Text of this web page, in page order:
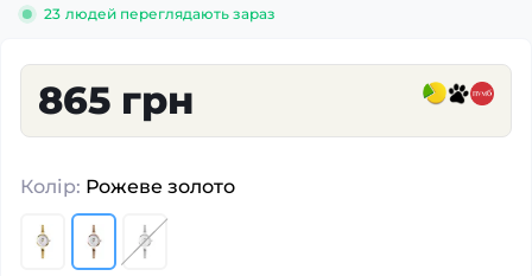
23 людей переглядають зараз
865 грн
Колір: Рожеве золото